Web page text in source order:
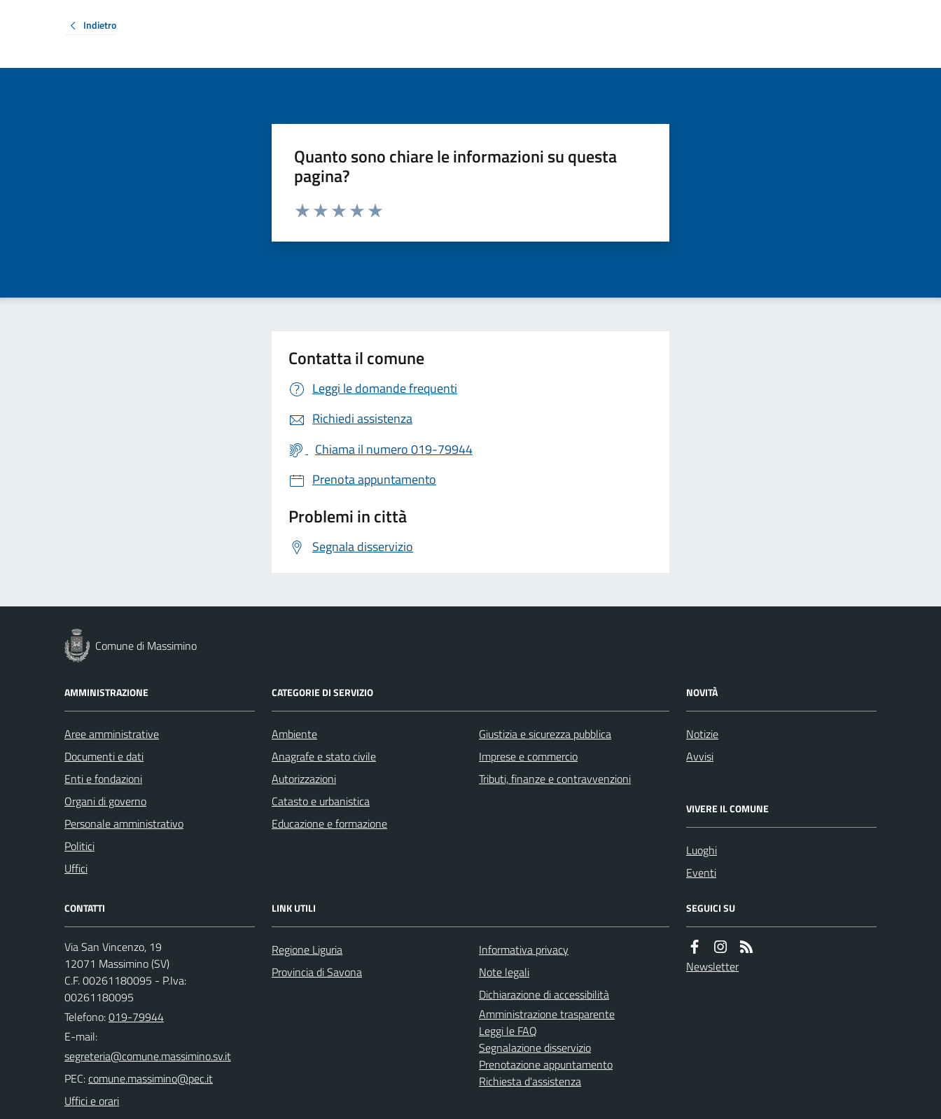
Indietro
Quanto sono chiare le informazioni su questa
pagina?
Valuta da 1 a 5 stelle la pagina
Contatta il comune
Leggi le domande frequenti
Richiedi assistenza
Chiama il numero 019-79944
Prenota appuntamento
Problemi in città
Segnala disservizio
Comune di Massimino
AMMINISTRAZIONE
Aree amministrative
Documenti e dati
Enti e fondazioni
Organi di governo
Personale amministrativo
Politici
Uffici
CATEGORIE DI SERVIZIO
Ambiente
Anagrafe e stato civile
Autorizzazioni
Catasto e urbanistica
Educazione e formazione
Giustizia e sicurezza pubblica
Imprese e commercio
Tributi, finanze e contravvenzioni
NOVITÀ
Notizie
Avvisi
VIVERE IL COMUNE
Luoghi
Eventi
CONTATTI
Via San Vincenzo, 19
12071 Massimino (SV)
C.F. 00261180095 - P.Iva:
00261180095
Telefono:019-79944
E-mail:
PEC:
Uffici e orari
LINK UTILI
Regione Liguria
Provincia di Savona
Informativa privacy
Note legali
Dichiarazione di accessibilità
Amministrazione trasparente
Leggi le FAQ
Segnalazione disservizio
Prenotazione appuntamento
Richiesta d'assistenza
SEGUICI SU
Newsletter